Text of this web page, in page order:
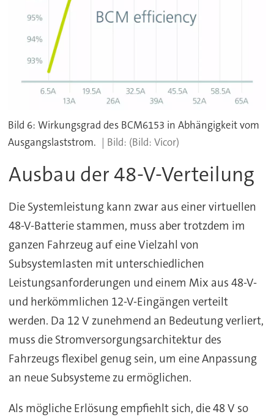
Bild 6: Wirkungsgrad des BCM6153 in Abhängigkeit vom
Ausgangslaststrom.
(Bild: Vicor)
Ausbau der 48-V-Verteilung
Die Systemleistung kann zwar aus einer virtuellen
48-V-Batterie stammen, muss aber trotzdem im
ganzen Fahrzeug auf eine Vielzahl von
Subsystemlasten mit unterschiedlichen
Leistungsanforderungen und einem Mix aus 48-V-
und herkömmlichen 12-V-Eingängen verteilt
werden. Da 12 V zunehmend an Bedeutung verliert,
muss die Stromversorgungsarchitektur des
Fahrzeugs flexibel genug sein, um eine Anpassung
an neue Subsysteme zu ermöglichen.
Als mögliche Erlösung empfiehlt sich, die 48 V so